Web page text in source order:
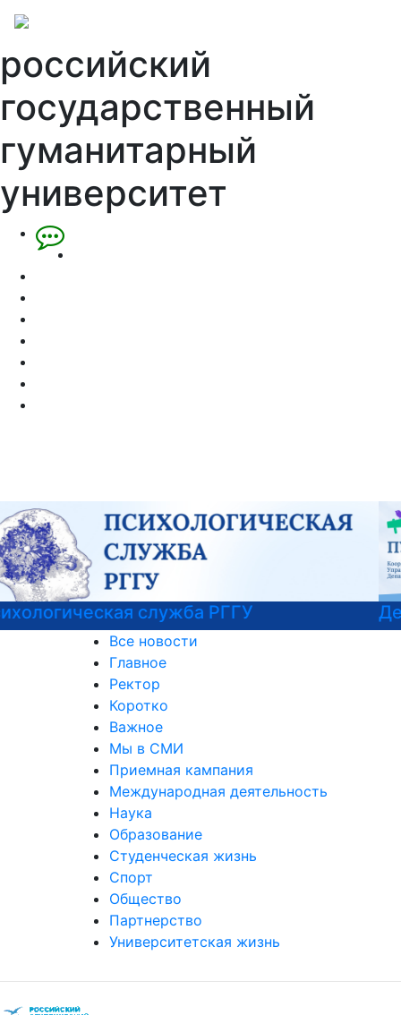
российский
государственный
гуманитарный
университет
Детали программы
Все новости
Главное
Ректор
Коротко
Важное
Мы в СМИ
Приемная кампания
Международная деятельность
Наука
Образование
Студенческая жизнь
Спорт
Общество
Партнерство
Университетская жизнь